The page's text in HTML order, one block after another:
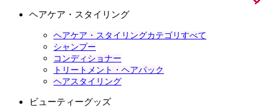
ヘアケア・スタイリング
ヘアケア・スタイリングカテゴリすべて
シャンプー
コンディショナー
トリートメント・ヘアパック
ヘアスタイリング
ビューティーグッズ